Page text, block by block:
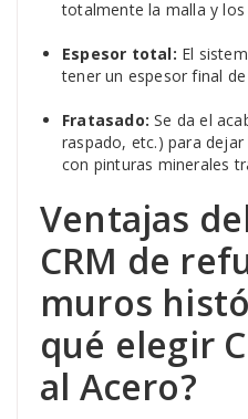
totalmente la malla y
Espesor total: El
tener un espesor final
Fratasado: Se da el
raspado, etc.) para
con pinturas minerales
Ventajas
CRM de
muros
qué elegir
al Acero?